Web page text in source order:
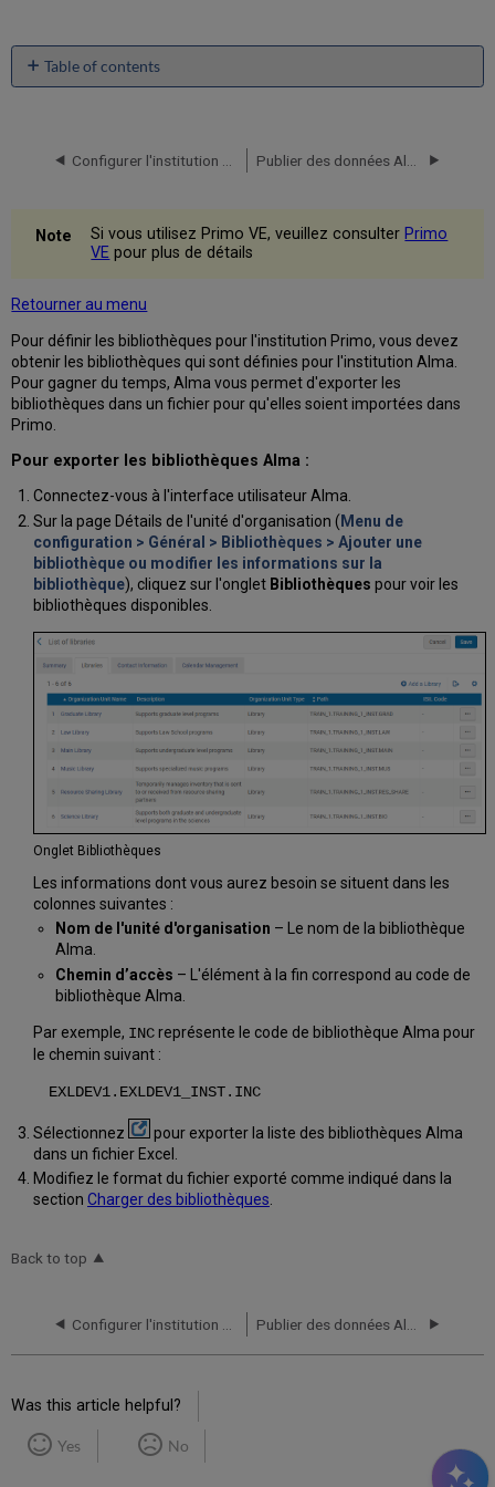
Table of contents
No
Si vous utilisez Primo VE, veuillez consulter Primo
VE pour plus de détails
Retourner au menu
Pour définir les bibliothèques pour l'institution Primo, vous devez
obtenir les bibliothèques qui sont définies pour l'institution Alma.
Pour gagner du temps, Alma vous permet d'exporter les
bibliothèques dans un fichier pour qu'elles soient importées dans
Primo.
Pour exporter les bibliothèques Alma :
Connectez-vous à l'interface utilisateur Alma.
Sur la page Détails de l'unité d'organisation (Menu de
configuration > Général > Bibliothèques > Ajouter une
bibliothèque ou modifier les informations sur la
bibliothèque), cliquez sur l'onglet Bibliothèques pour voir les
bibliothèques disponibles.
Onglet Bibliothèques
Les informations dont vous aurez besoin se situent dans les
colonnes suivantes :
Nom de l'unité d'organisation – Le nom de la bibliothèque
Alma.
Chemin d’accès – L'élément à la fin correspond au code de
bibliothèque Alma.
Par exemple, INCreprésente le code de bibliothèque Alma pour
le chemin suivant :
EXLDEV1.EXLDEV1_INST.INC
Sélectionnez
pour exporter la liste des bibliothèques Alma
dans un fichier Excel.
Modifiez le format du fichier exporté comme indiqué dans la
section Charger des bibliothèques
Back to top
Was this article helpful?
Yes No